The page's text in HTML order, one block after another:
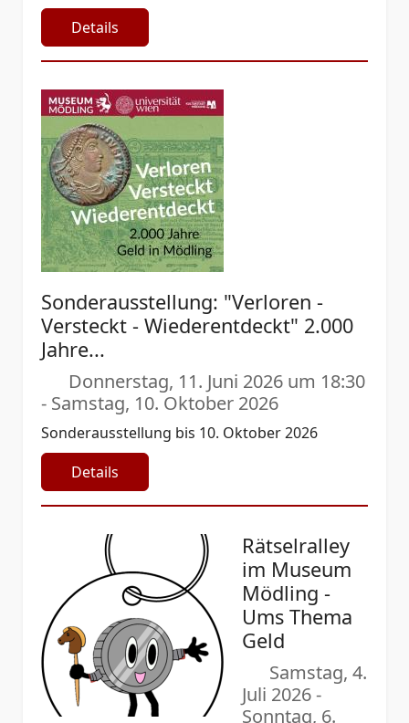
Details
Sonderausstellung: "Verloren -
Versteckt - Wiederentdeckt" 2.000
Jahre...
Donnerstag, 11. Juni 2026 um 18:30
- Samstag, 10. Oktober 2026
Sonderausstellung bis 10. Oktober 2026
Details
Rätselralley
im Museum
Mödling -
Ums Thema
Geld
Samstag, 4.
Juli 2026-
Sonntag, 6.